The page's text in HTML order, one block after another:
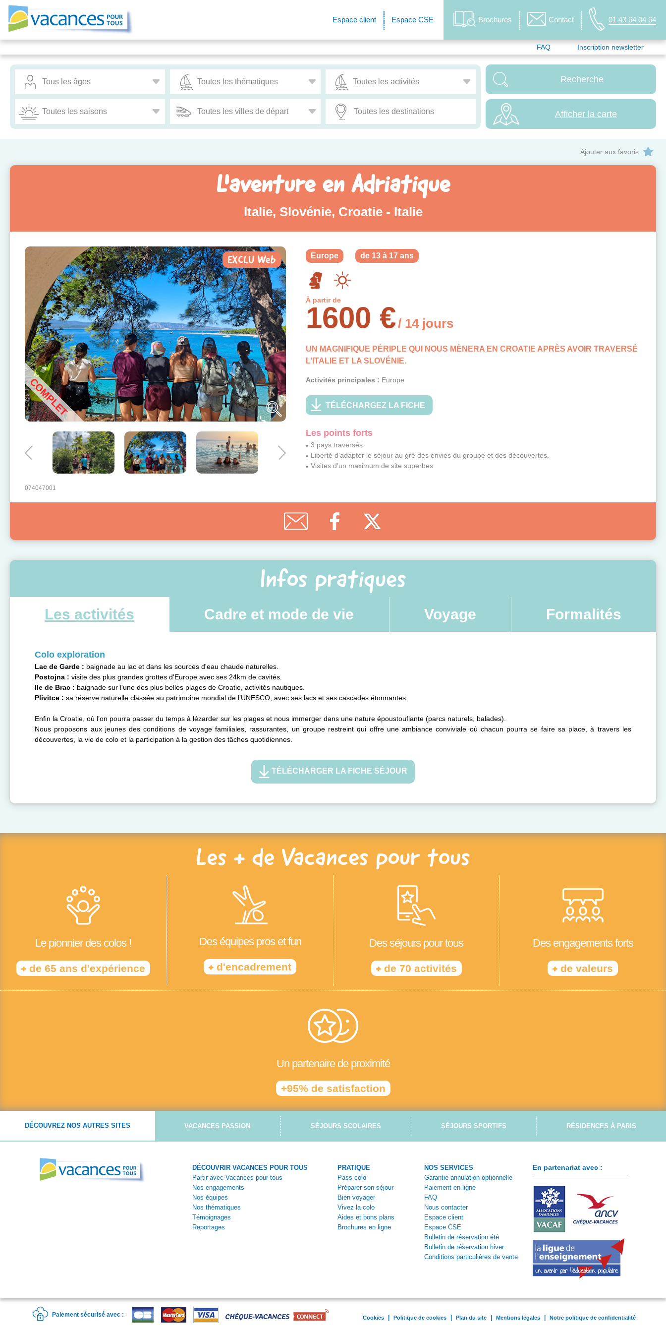
Espace client Espace CSE Brochures Contact 01 43 64 04 64
FAQ Inscription newsletter
Afficher la carte
Ajouter aux favoris
L'aventure en Adriatique
Italie, Slovénie, Croatie - Italie
EXCLU Web
COMPLET
074047001
Europe de 13 à 17 ans
À partir de
1600 €/ 14 jours
UN MAGNIFIQUE PÉRIPLE QUI NOUS MÈNERA EN CROATIE APRÈS AVOIR TRAVERSÉ
L’ITALIE ET LA SLOVÉNIE.
Activités principales : Europe
TÉLÉCHARGEZ LA FICHE
Les points forts
3 pays traversés
Liberté d'adapter le séjour au gré des envies du groupe et des découvertes.
Visites d'un maximum de site superbes
Infos pratiques
Les activités Cadre et mode de vie Voyage Formalités
Colo exploration
Lac de Garde : baignade au lac et dans les sources d'eau chaude naturelles.
Postojna : visite des plus grandes grottes d'Europe avec ses 24km de cavités.
Ile de Brac : baignade sur l'une des plus belles plages de Croatie, activités nautiques.
Plivitce : sa réserve naturelle classée au patrimoine mondial de l’UNESCO, avec ses lacs et ses cascades étonnantes.
Enfin la Croatie, où l’on pourra passer du temps à lézarder sur les plages et nous immerger dans une nature époustouflante (parcs naturels, balades).
Nous proposons aux jeunes des conditions de voyage familiales, rassurantes, un groupe restreint qui offre une ambiance conviviale où chacun pourra se faire sa place, à travers les
découvertes, la vie de colo et la participation à la gestion des tâches quotidiennes.
TÉLÉCHARGER LA FICHE SÉJOUR
Les + de Vacances pour tous
Le pionnier des colos !
+ de 65 ans d'expérience
Des équipes pros et fun
+ d'encadrement
Des séjours pour tous
+de 70 activités
Des engagements forts
+ de valeurs
Un partenaire de proximité
+95% de satisfaction
DÉCOUVREZ NOS AUTRES SITES VACANCES PASSION SÉJOURS SCOLAIRES SÉJOURS SPORTIFS RÉSIDENCES À PARIS
DÉCOUVRIR VACANCES POUR TOUS
Partir avec Vacances pour tous
Nos engagements
Nos équipes
Nos thématiques
Témoignages
Reportages
PRATIQUE
Pass colo
Préparer son séjour
Bien voyager
Vivez la colo
Aides et bons plans
Brochures en ligne
NOS SERVICES
Garantie annulation optionnelle
Paiement en ligne
FAQ
Nous contacter
Espace client
Espace CSE
Bulletin de réservation été
Bulletin de réservation hiver
Conditions particulières de vente
En partenariat avec :
Paiement sécurisé avec : Cookies Politique de cookies Plan du site Mentions légales Notre politique de confidentialité